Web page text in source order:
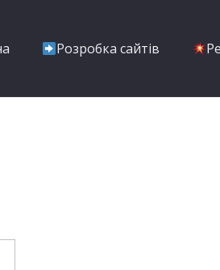
Розробка сайтів